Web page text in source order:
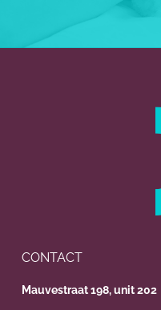
CONTACT
Mauvestraat 198, unit 202